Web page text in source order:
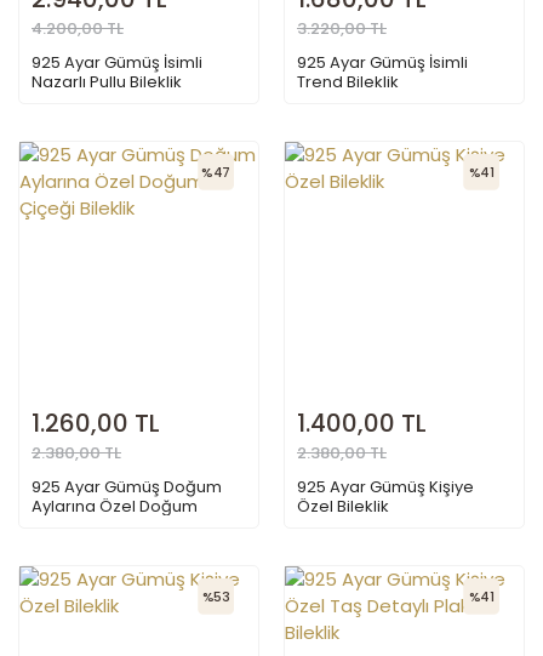
4.200,00 TL
925 Ayar Gümüş İsimli
Nazarlı Pullu Bileklik
3.220,00 TL
925 Ayar Gümüş İsimli
Trend Bileklik
%47
1.260,00 TL
2.380,00 TL
925 Ayar Gümüş Doğum
Aylarına Özel Doğum
%41
1.400,00 TL
2.380,00 TL
925 Ayar Gümüş Kişiye
Özel Bileklik
%53 %41